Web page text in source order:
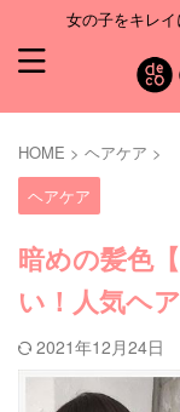
女の子をキレ
HOME > ヘアケア >
ヘアケア
暗めの髪色
い！人気ヘ
2021年12月24日